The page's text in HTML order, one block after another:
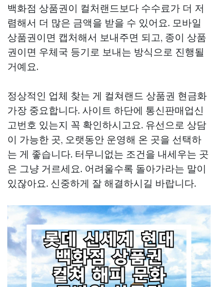
백화점 상품권이 컬처랜드보다 수수료가 더 저
렴해서 더 많은 금액을 받을 수 있어요. 모바일
상품권이면 캡처해서 보내주면 되고, 종이 상품
권이면 우체국 등기로 보내는 방식으로 진행될
거예요.
정상적인 업체 찾는 게 컬쳐랜드 상품권 현금화
가장 중요합니다. 사이트 하단에 통신판매업신
고번호 있는지 꼭 확인하시고요. 유선으로 상담
이 가능한 곳, 오랫동안 운영해 온 곳을 선택하
는 게 좋습니다. 터무니없는 조건을 내세우는 곳
은 그냥 거르세요. 어려울수록 돌아가라는 말이
있잖아요. 신중하게 잘 해결하시길 바랍니다.